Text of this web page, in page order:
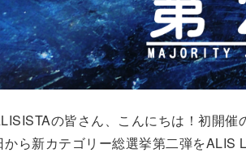
の皆さん、こんにちは！初開
から新カテゴリー総選挙第二弾をALIS